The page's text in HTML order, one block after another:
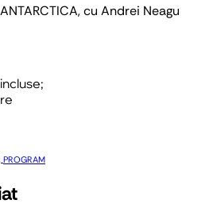
cu Andrei Neagu
PROGRAM